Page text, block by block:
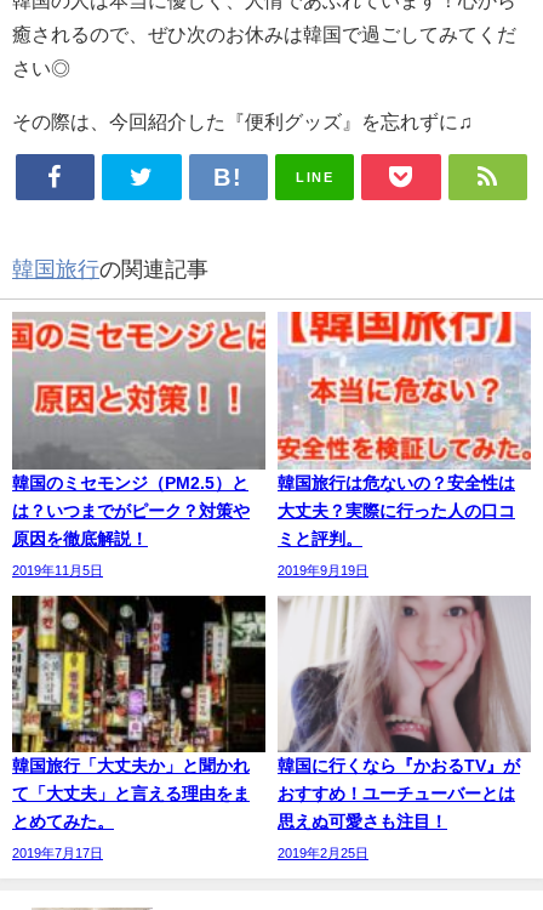
癒されるので、ぜひ次のお休みは韓国で過ごしてみてくだ
さい◎
その際は、今回紹介した『便利グッズ』を忘れずに♫
LINE
韓国旅行の関連記事
韓国のミセモンジ（PM2.5）と
は？いつまでがピーク？対策や
原因を徹底解説！
2019年11月5日
韓国旅行は危ないの？安全性は
大丈夫？実際に行った人の口コ
ミと評判。
2019年9月19日
韓国旅行「大丈夫か」と聞かれ
て「大丈夫」と言える理由をま
とめてみた。
2019年7月17日
韓国に行くなら『かおるTV』が
おすすめ！ユーチューバーとは
思えぬ可愛さも注目！
2019年2月25日